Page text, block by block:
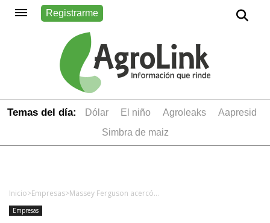
Registrarme
Temas del día: dólar el niño Agroleaks
aapresid
simbra de maiz
Inicio>Empresas> Massey Ferguson acercó soluciones a los productores y contratistas en Expoagro 2022
Empresas